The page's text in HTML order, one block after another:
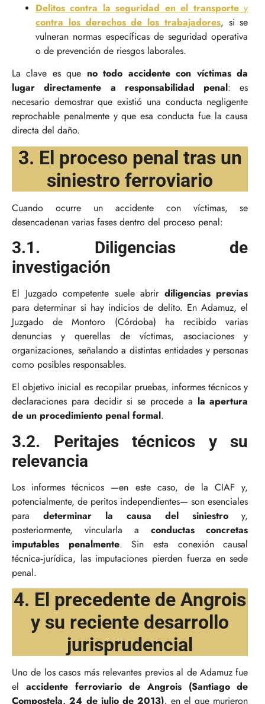
Delitos contra la seguridad en el transportey
contra los derechos de los trabajadores, si se
vulneran normas específicas de seguridad operativa
o de prevención de riesgos laborales.
La clave es que no todo accidente con víctimas da
lugar directamente a responsabilidad penal: es
necesario demostrar que existió una conducta negligente
reprochable penalmente y que esa conducta fue la causa
directa del daño.
3. El proceso penal tras un
siniestro ferroviario
Cuando ocurre un accidente con víctimas, se
desencadenan varias fases dentro del proceso penal:
3.1. Diligencias de
investigación
El Juzgado competente suele abrir diligencias previas
para determinar si hay indicios de delito. En Adamuz, el
Juzgado de Montoro (Córdoba) ha recibido varias
denuncias y querellas de víctimas, asociaciones y
organizaciones, señalando a distintas entidades y personas
como posibles responsables.
El objetivo inicial es recopilar pruebas, informes técnicos y
declaraciones para decidir si se procede a la apertura
de un procedimiento penal formal.
3.2. Peritajes técnicos y su
relevancia
Los informes técnicos —en este caso, de la CIAF y,
potencialmente, de peritos independientes— son esenciales
para determinar la causa del siniestroy,
posteriormente, vincularla a conductas concretas
imputables penalmente. Sin esta conexión causal
técnica‑jurídica, las imputaciones pierden fuerza en sede
penal.
4. El precedente de Angrois
y su reciente desarrollo
jurisprudencial
Uno de los casos más relevantes previos al de Adamuz fue
el accidente ferroviario de Angrois (Santiago de
Compostela, 24 de julio de 2013), en el que murieron